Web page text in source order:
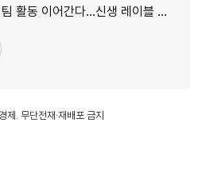
동 이어간다…신생 레이블 계약 완료
. 무단전재·재배포 금지